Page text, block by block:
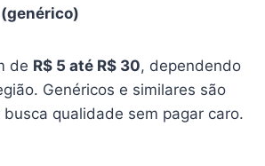
de R$ 5 até R$ 30, dependendo
Genéricos e similares são
qualidade sem pagar caro.